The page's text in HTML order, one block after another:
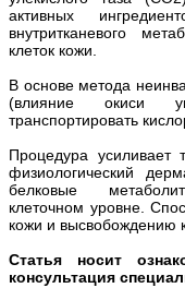
активных
внутритканевого
клеток кожи.
В основе метода
(влияние окиси
транспортировать
Процедура усиливает
физиологический
белковые
клеточном уровне.
кожи и высвобождению
Статья носит
консультация